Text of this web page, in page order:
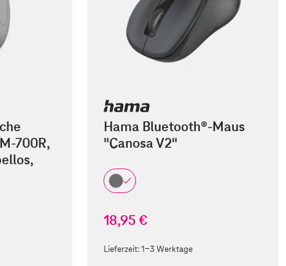
700R,
Hama Bluetooth®-Maus
"Canosa V2"
18,95 €
Lieferzeit:1-3 Werktage